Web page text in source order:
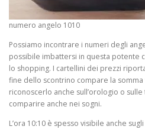
numero angelo 1010
Possiamo incontrare i numeri degli
possibile imbattersi in questa potente
lo shopping. I cartellini dei prezzi
fine dello scontrino compare la somma
riconoscerlo anche sull’orologio o
comparire anche nei sogni.
L’ora 10:10 è spesso visibile anche